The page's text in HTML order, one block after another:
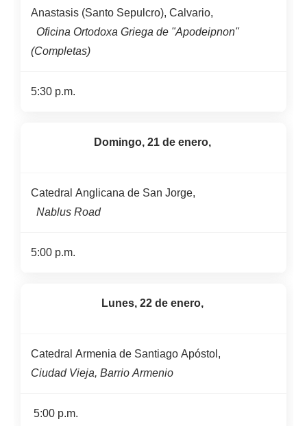
Anastasis (Santo Sepulcro), Calvario,
Oficina Ortodoxa Griega de "Apodeipnon"
(Completas)
5:30 p.m.
Domingo, 21 de enero,
Catedral Anglicana de San Jorge,
Nablus Road
5:00 p.m.
Lunes, 22 de enero,
Catedral Armenia de Santiago Apóstol,
Ciudad Vieja, Barrio Armenio
5:00 p.m.